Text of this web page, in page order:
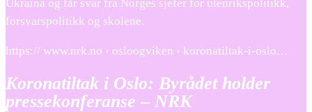
Ukraina og får svar fra Norges sjefer for utenrikspolitikk,
forsvarspolitikk og skolene.
https:// www.nrk.no › osloogviken › koronatiltak-i-oslo…
Koronatiltak i Oslo: Byrådet holder
pressekonferanse – NRK